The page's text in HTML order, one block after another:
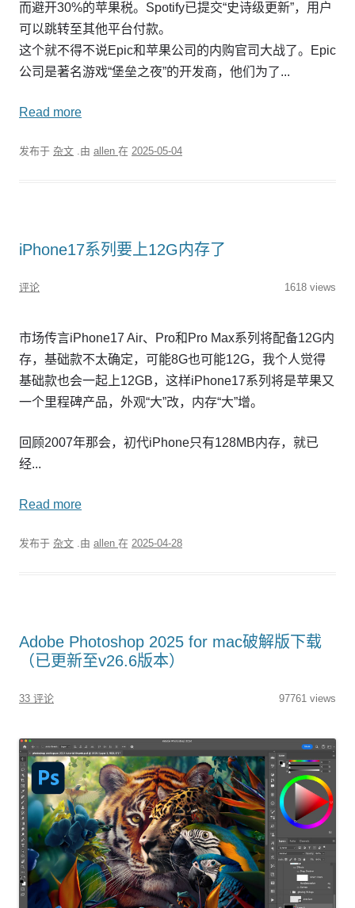
而避开30%的苹果税。Spotify已提交“史诗级更新”，用户
可以跳转至其他平台付款。
这个就不得不说Epic和苹果公司的内购官司大战了。Epic
公司是著名游戏“堡垒之夜”的开发商，他们为了...
Read more
发布于 杂文 .由 allen 在 2025-05-04
iPhone17系列要上12G内存了
评论 1618 views
市场传言iPhone17 Air、Pro和Pro Max系列将配备12G内
存，基础款不太确定，可能8G也可能12G，我个人觉得
基础款也会一起上12GB，这样iPhone17系列将是苹果又
一个里程碑产品，外观“大”改，内存“大”增。
回顾2007年那会，初代iPhone只有128MB内存，就已
经...
Read more
发布于 杂文 .由 allen 在 2025-04-28
Adobe Photoshop 2025 for mac破解版下载
（已更新至v26.6版本）
33 评论 97761 views